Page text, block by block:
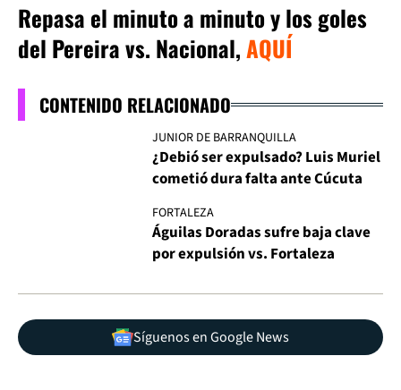
Repasa el minuto a minuto y los goles
del Pereira vs. Nacional,AQUÍ
CONTENIDO RELACIONADO
JUNIOR DE BARRANQUILLA
¿Debió ser expulsado? Luis Muriel
cometió dura falta ante Cúcuta
FORTALEZA
Águilas Doradas sufre baja clave
por expulsión vs. Fortaleza
Síguenos en Google News